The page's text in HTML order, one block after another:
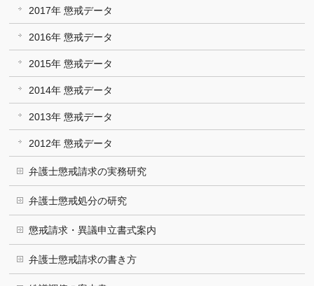
2017年 懲戒データ
2016年 懲戒データ
2015年 懲戒データ
2014年 懲戒データ
2013年 懲戒データ
2012年 懲戒データ
弁護士懲戒請求の実務研究
弁護士懲戒処分の研究
懲戒請求・異議申立書式案内
弁護士懲戒請求の書き方